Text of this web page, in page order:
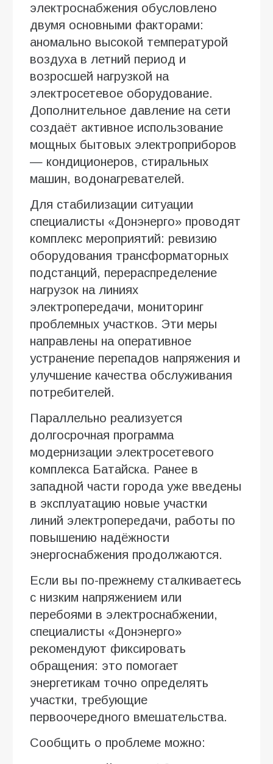
электроснабжения обусловлено
двумя основными факторами:
аномально высокой температурой
воздуха в летний период и
возросшей нагрузкой на
электросетевое оборудование.
Дополнительное давление на сети
создаёт активное использование
мощных бытовых электроприборов
— кондиционеров, стиральных
машин, водонагревателей.
Для стабилизации ситуации
специалисты «Донэнерго» проводят
комплекс мероприятий: ревизию
оборудования трансформаторных
подстанций, перераспределение
нагрузок на линиях
электропередачи, мониторинг
проблемных участков. Эти меры
направлены на оперативное
устранение перепадов напряжения и
улучшение качества обслуживания
потребителей.
Параллельно реализуется
долгосрочная программа
модернизации электросетевого
комплекса Батайска. Ранее в
западной части города уже введены
в эксплуатацию новые участки
линий электропередачи, работы по
повышению надёжности
энергоснабжения продолжаются.
Если вы по-прежнему сталкиваетесь
с низким напряжением или
перебоями в электроснабжении,
специалисты «Донэнерго»
рекомендуют фиксировать
обращения: это помогает
энергетикам точно определять
участки, требующие
первоочередного вмешательства.
Сообщить о проблеме можно: